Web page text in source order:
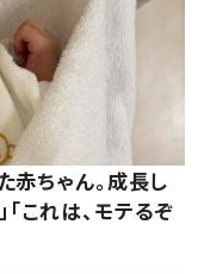
赤ちゃん。成長し
これは、モテるぞ